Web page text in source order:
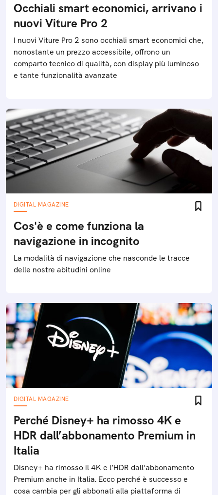
Occhiali smart economici, arrivano i
nuovi Viture Pro 2
I nuovi Viture Pro 2 sono occhiali smart economici che,
nonostante un prezzo accessibile, offrono un
comparto tecnico di qualità, con display più luminoso
e tante funzionalità avanzate
DIGITAL MAGAZINE
Cos'è e come funziona la
navigazione in incognito
La modalità di navigazione che nasconde le tracce
delle nostre abitudini online
DIGITAL MAGAZINE
Perché Disney+ ha rimosso 4K e
HDR dall’abbonamento Premium in
Italia
Disney+ ha rimosso il 4K e l’HDR dall’abbonamento
Premium anche in Italia. Ecco perché è successo e
cosa cambia per gli abbonati alla piattaforma di